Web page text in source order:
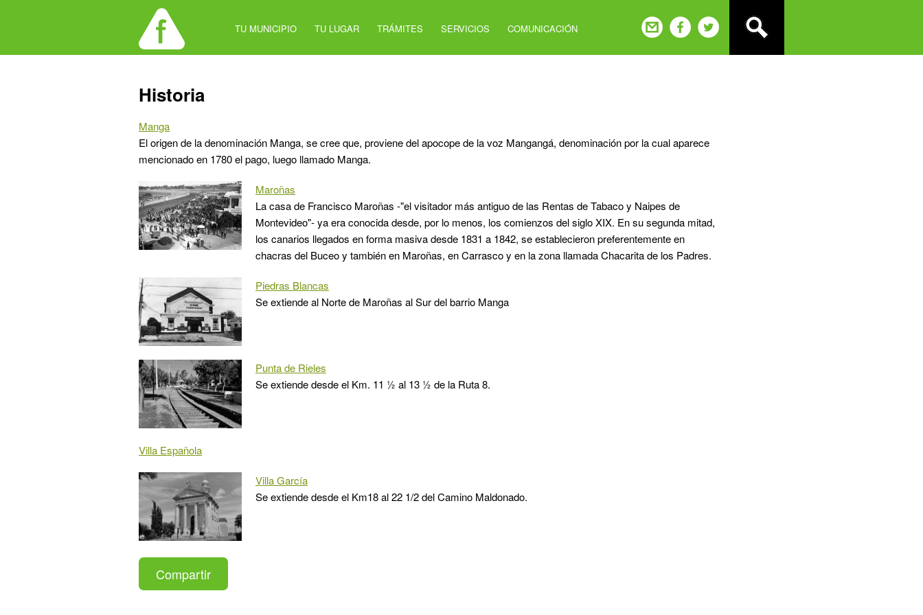
TU MUNICIPIO TU LUGAR TRÁMITES SERVICIOS COMUNICACIÓN
Back
to
Historia
Manga
El origen de la denominación Manga, se cree que, proviene del apocope de la voz Mangangá, denominación por la cual aparece
mencionado en 1780 el pago, luego llamado Manga.
Maroñas
La casa de Francisco Maroñas -"el visitador más antiguo de las Rentas de Tabaco y Naipes de
Montevideo"- ya era conocida desde, por lo menos, los comienzos del siglo XIX. En su segunda mitad,
los canarios llegados en forma masiva desde 1831 a 1842, se establecieron preferentemente en
chacras del Buceo y también en Maroñas, en Carrasco y en la zona llamada Chacarita de los Padres.
Piedras Blancas
Se extiende al Norte de Maroñas al Sur del barrio Manga
Punta de Rieles
Se extiende desde el Km. 11 ½ al 13 ½ de la Ruta 8.
Villa Española
Villa García
Se extiende desde el Km18 al 22 1/2 del Camino Maldonado.
Compartir